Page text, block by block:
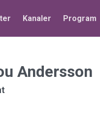
Kanaler Program
Andersson